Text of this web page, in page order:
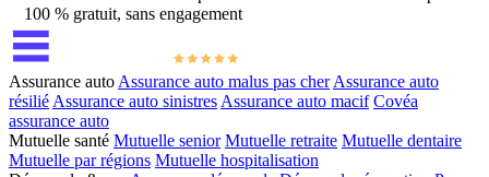
100 % gratuit, sans engagement
Assurance auto Assurance auto malus pas cher Assurance auto
résilié Assurance auto sinistres Assurance auto macif Covéa
assurance auto
Mutuelle santé Mutuelle senior Mutuelle retraite Mutuelle dentaire
Mutuelle par régions Mutuelle hospitalisation